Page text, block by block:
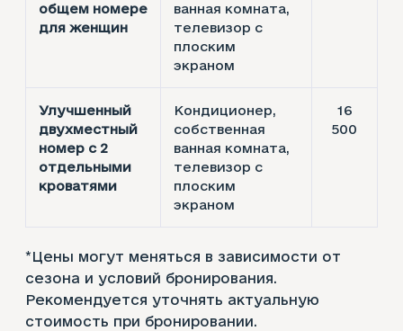
общем номере
для женщин
ванная комната,
телевизор с
плоским
экраном
Улучшенный
двухместный
номер с 2
отдельными
кроватями
Кондиционер,
собственная
ванная комната,
телевизор с
плоским
экраном
16
500
*Цены могут меняться в зависимости от
сезона и условий бронирования.
Рекомендуется уточнять актуальную
стоимость при бронировании.